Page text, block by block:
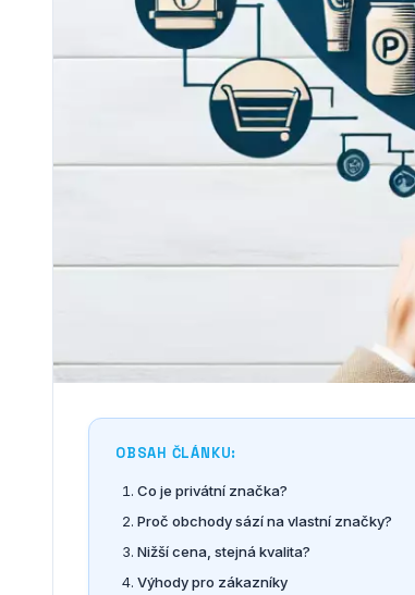
OBSAH ČLÁNKU:
Co je privátní značka?
Proč obchody sází na vlastní značky?
Nižší cena, stejná kvalita?
Výhody pro zákazníky